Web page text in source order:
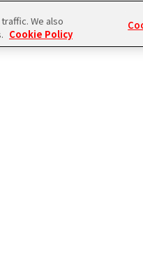
We also
Cookie Policy